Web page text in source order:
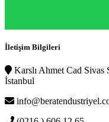
İletişim Bilgileri
Karslı Ahmet Cad
İstanbul